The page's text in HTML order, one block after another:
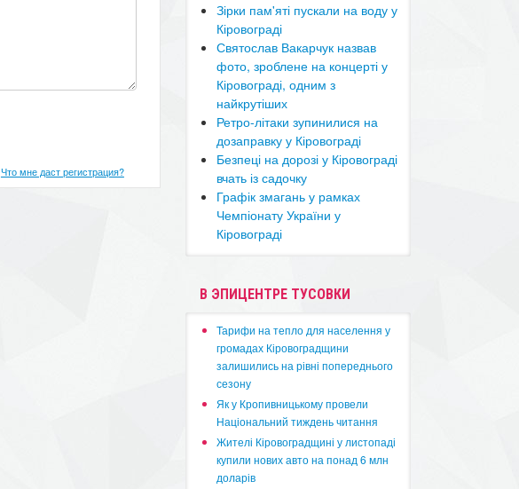
Что мне даст регистрация?
Зірки пам'яті пускали на воду у
Кіровограді
Святослав Вакарчук назвав
фото, зроблене на концерті у
Кіровограді, одним з
найкрутіших
Ретро-літаки зупинилися на
дозаправку у Кіровограді
​Безпеці на дорозі у Кіровограді
вчать із садочку
Графік змагань у рамках
Чемпіонату України у
Кіровограді
В ЭПИЦЕНТРЕ ТУСОВКИ
​Тарифи на тепло для населення у
громадах Кіровоградщини
залишились на рівні попереднього
сезону
​Як у Кропивницькому провели
Національний тиждень читання
​Жителі Кіровоградщині у листопаді
купили нових авто на понад 6 млн
доларів